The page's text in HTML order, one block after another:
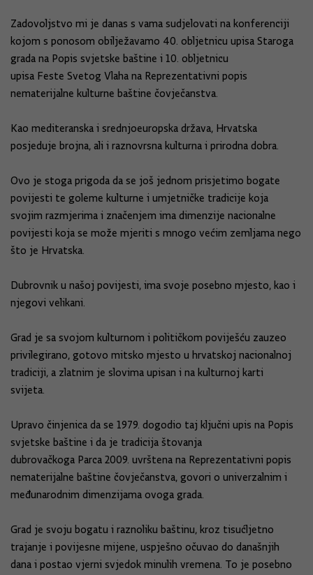
Zadovoljstvo mi je danas s vama sudjelovati na konferenciji
kojom s ponosom obilježavamo 40. obljetnicu upisa Staroga
grada na Popis svjetske baštine i 10. obljetnicu
upisa Feste Svetog Vlaha na Reprezentativni popis
nematerijalne kulturne baštine čovječanstva.
Kao mediteranska i srednjoeuropska država, Hrvatska
posjeduje brojna, ali i raznovrsna kulturna i prirodna dobra.
Ovo je stoga prigoda da se još jednom prisjetimo bogate
povijesti te goleme kulturne i umjetničke tradicije koja
svojim razmjerima i značenjem ima dimenzije nacionalne
povijesti koja se može mjeriti s mnogo većim zemljama nego
što je Hrvatska.
Dubrovnik u našoj povijesti, ima svoje posebno mjesto, kao i
njegovi velikani.
Grad je sa svojom kulturnom i političkom poviješću zauzeo
privilegirano, gotovo mitsko mjesto u hrvatskoj nacionalnoj
tradiciji, a zlatnim je slovima upisan i na kulturnoj karti
svijeta.
Upravo činjenica da se 1979. dogodio taj ključni upis na Popis
svjetske baštine i da je tradicija štovanja
dubrovačkoga Parca 2009. uvrštena na Reprezentativni popis
nematerijalne baštine čovječanstva, govori o univerzalnim i
međunarodnim dimenzijama ovoga grada.
Grad je svoju bogatu i raznoliku baštinu, kroz tisućljetno
trajanje i povijesne mijene, uspješno očuvao do današnjih
dana i postao vjerni svjedok minulih vremena. To je posebno